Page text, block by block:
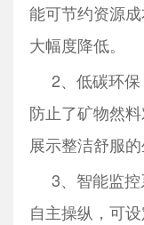
能可节约资源
大幅度降低。
2、低碳环保
防止了矿物然
展示整洁舒服的
3、智能监控
自主操纵，可